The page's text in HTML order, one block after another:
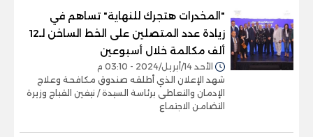
"المخدرات هتجرك للنهاية" تساهم في
زيادة عدد المتصلين على الخط الساخن لـ12
ألف مكالمة خلال أسبوعين
الأحد 14/أبريل/2024 - 03:10 م
شهد الإعلان الذي أطلقه صندوق مكافحة وعلاج
الإدمان والتعاطى برئاسة السيدة / نيفين القباج وزيرة
التضامن الاجتماع